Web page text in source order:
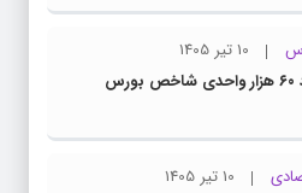
10 تیر 1405
10 تیر 1405